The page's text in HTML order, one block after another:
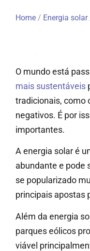
Home / Energia solar
O mundo está
mais sustentáveis
tradicionais, como
negativos. É por
importantes.
A energia solar é
abundante e pode
se popularizado
principais apostas
Além da energia
parques eólicos
viável